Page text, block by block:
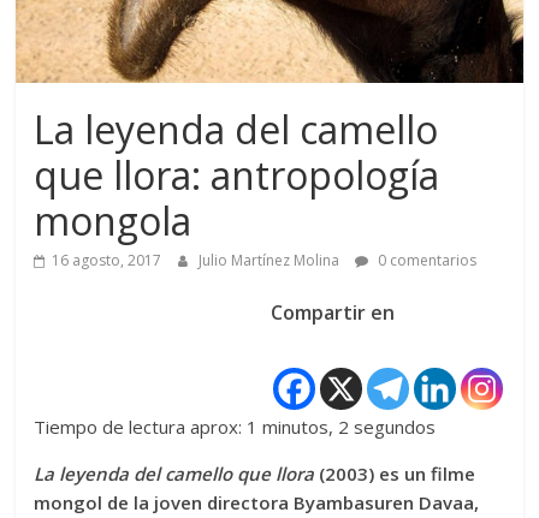
La leyenda del camello
que llora: antropología
mongola
16 agosto, 2017 Julio Martínez Molina 0 comentarios
Compartir en
Tiempo de lectura aprox: 1 minutos, 2 segundos
La leyenda del camello que llora (2003) es un filme
mongol de la joven directora Byambasuren Davaa,